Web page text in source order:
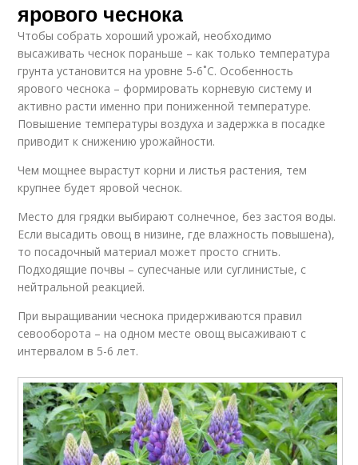
ярового чеснока
Чтобы собрать хороший урожай, необходимо
высаживать чеснок пораньше – как только температура
грунта установится на уровне 5-6˚С. Особенность
ярового чеснока – формировать корневую систему и
активно расти именно при пониженной температуре.
Повышение температуры воздуха и задержка в посадке
приводит к снижению урожайности.
Чем мощнее вырастут корни и листья растения, тем
крупнее будет яровой чеснок.
Место для грядки выбирают солнечное, без застоя воды.
Если высадить овощ в низине, где влажность повышена),
то посадочный материал может просто сгнить.
Подходящие почвы – супесчаные или суглинистые, с
нейтральной реакцией.
При выращивании чеснока придерживаются правил
севооборота – на одном месте овощ высаживают с
интервалом в 5-6 лет.